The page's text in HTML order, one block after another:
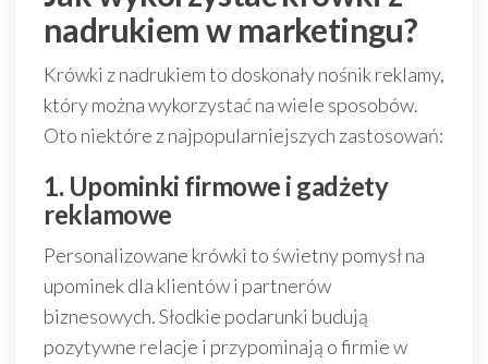
nadrukiem w marketingu?
Krówki z nadrukiem to doskonały nośnik reklamy,
który można wykorzystać na wiele sposobów.
Oto niektóre z najpopularniejszych zastosowań:
1. Upominki firmowe i gadżety
reklamowe
Personalizowane krówki to świetny pomysł na
upominek dla klientów i partnerów
biznesowych. Słodkie podarunki budują
pozytywne relacje i przypominają o firmie w